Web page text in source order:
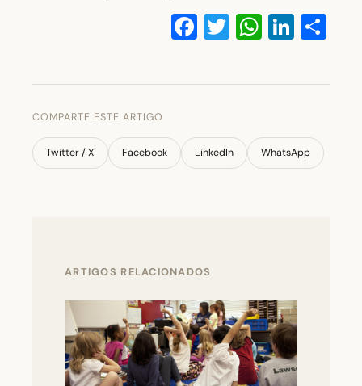
Facebook
Twitter
COMPARTE ESTE ARTIGO
Twitter / X Facebook LinkedIn WhatsApp
ARTIGOS RELACIONADOS